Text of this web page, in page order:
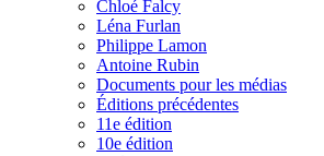
Chloé Falcy
Léna Furlan
Philippe Lamon
Antoine Rubin
Documents pour les médias
Éditions précédentes
11e édition
10e édition